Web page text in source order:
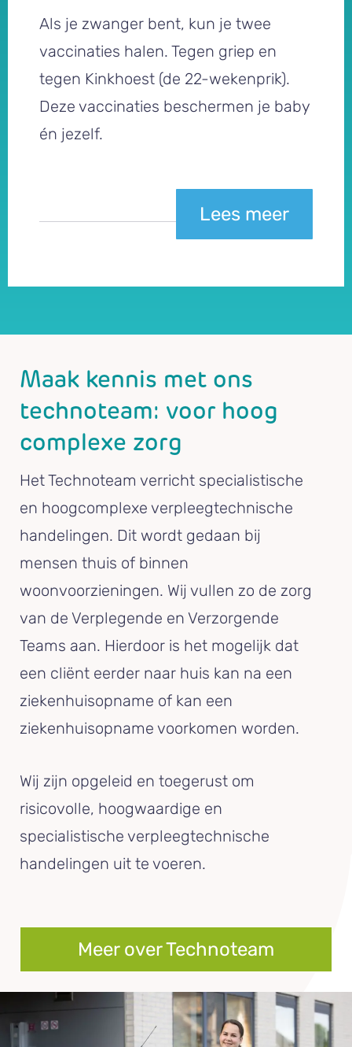
Als je zwanger bent, kun je twee
vaccinaties halen. Tegen griep en
tegen Kinkhoest (de 22-wekenprik).
Deze vaccinaties beschermen je baby
én jezelf.
Lees meer
Maak kennis met ons
technoteam: voor hoog
complexe zorg
Het Technoteam verricht specialistische
en hoogcomplexe verpleegtechnische
handelingen. Dit wordt gedaan bij
mensen thuis of binnen
woonvoorzieningen. Wij vullen zo de zorg
van de Verplegende en Verzorgende
Teams aan. Hierdoor is het mogelijk dat
een cliënt eerder naar huis kan na een
ziekenhuisopname of kan een
ziekenhuisopname voorkomen worden.
Wij zijn opgeleid en toegerust om
risicovolle, hoogwaardige en
specialistische verpleegtechnische
handelingen uit te voeren.
Meer over Technoteam